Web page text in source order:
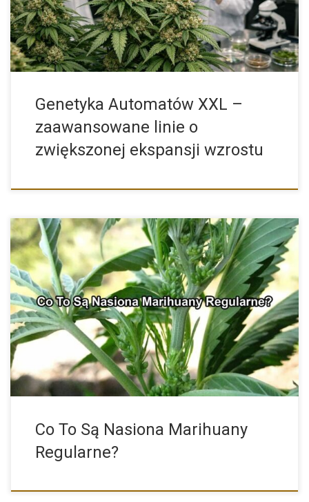
Genetyka Automatów XXL –
zaawansowane linie o
zwiększonej ekspansji wzrostu
Regularne Nasiona Konopi – Co Warto Wiedzieć? Osoby
decydujące się […]
Co To Są Nasiona Marihuany
Regularne?